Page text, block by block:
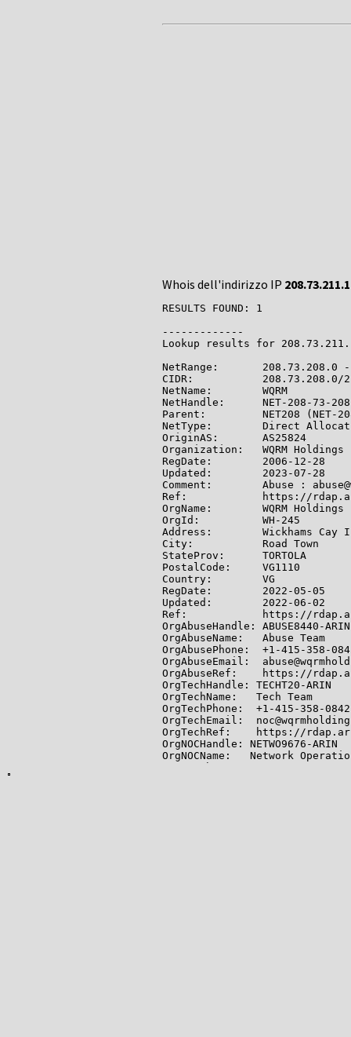
Whois dell'indirizzo IP
RESULTS FOUND: 1
-------------
Lookup results for
NetRange:       208.73.208.0 -
CIDR:           208.73.208.0/
NetName:        WQRM
NetHandle:      NET-208-73-
Parent:         NET208 (NET-
NetType:        Direct
OriginAS:       AS25824
Organization:   WQRM Holdings
RegDate:        2006-12-28
Updated:        2023-07-28
Comment:        Abuse :
Ref:            https://
OrgName:        WQRM Holdings
OrgId:          WH-245
Address:        Wickhams Cay
City:           Road Town
StateProv:      TORTOLA
PostalCode:     VG1110
Country:        VG
RegDate:        2022-05-05
Updated:        2022-06-02
Ref:            https://
OrgAbuseHandle: ABUSE8440-ARIN
OrgAbuseName:   Abuse Team
OrgAbusePhone:  +1-415-358-
OrgAbuseEmail:
OrgAbuseRef:    https://
OrgTechHandle: TECHT20-ARIN
OrgTechName:   Tech Team
OrgTechPhone:  +1-415-358-0842
OrgTechEmail:
OrgTechRef:    https://
OrgNOCHandle: NETWO9676-ARIN
OrgNOCName:   Network